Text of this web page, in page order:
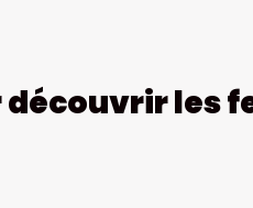
les